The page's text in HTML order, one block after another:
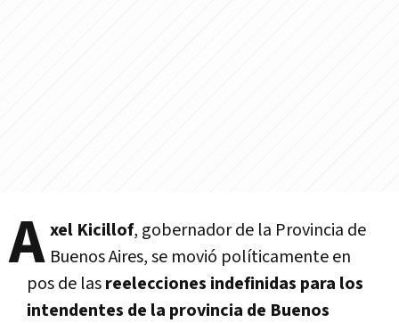
A xel Kicillof, gobernador de la Provincia de
Buenos Aires, se movió políticamente en
pos de lasreelecciones indefinidas para los
intendentes de la provincia de Buenos